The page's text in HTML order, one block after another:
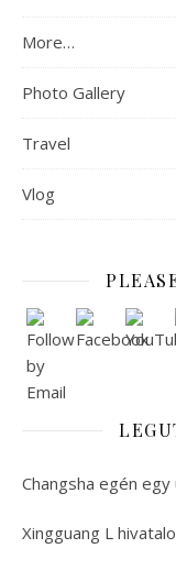
More…
Photo Gallery
Travel
Vlog
Changsha egén
Xingguang L